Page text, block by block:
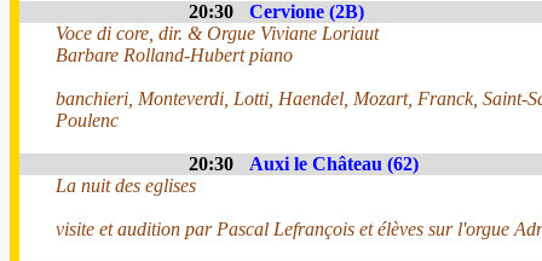
20:30
Cervione (2B)
Voce di core, dir. & Orgue Viviane Loriaut
Barbare Rolland-Hubert piano
banchieri, Monteverdi, Lotti, Haendel, Mozart, Franck, Saint-
Poulenc
20:30
Auxi le Château (62)
La nuit des eglises
visite et audition par Pascal Lefrançois et élèves sur l'orgue